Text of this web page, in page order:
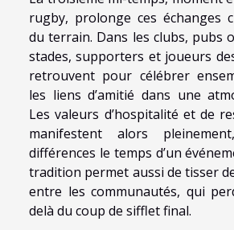
rugby, prolonge ces échanges
du terrain. Dans les clubs, pubs
stades, supporters et joueurs
retrouvent pour célébrer
les liens d’amitié dans une
Les valeurs d’hospitalité et de
manifestent alors
différences le temps d’un
tradition permet aussi de tisser
entre les communautés, qui
delà du coup de sifflet final.